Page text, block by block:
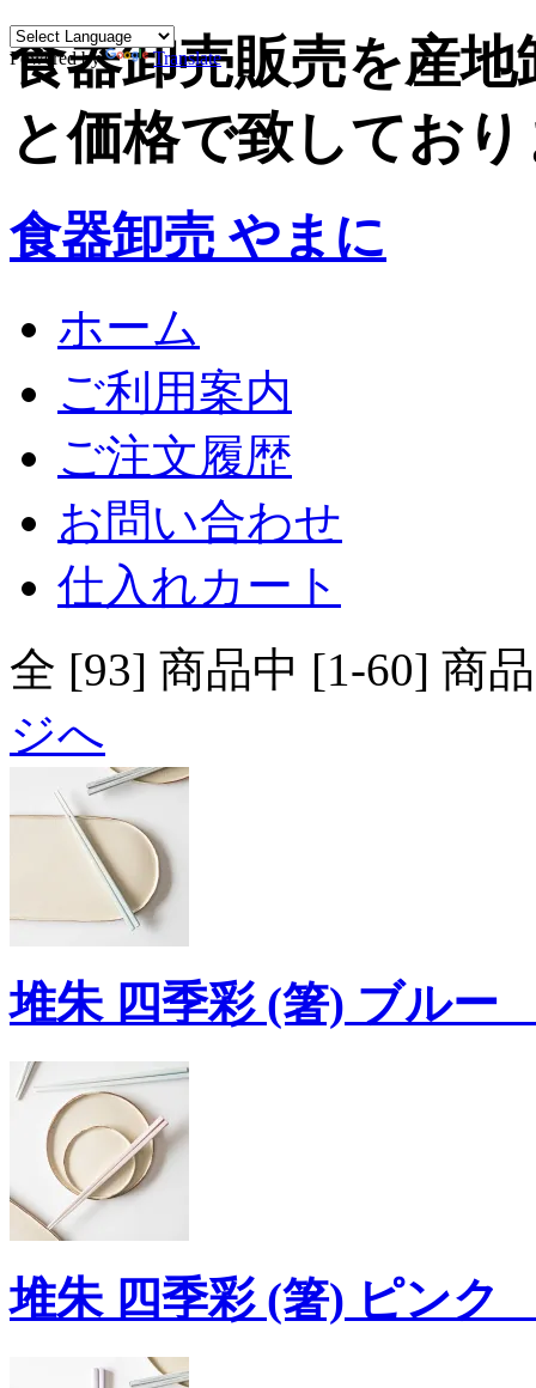
Powered by Translate
食器卸売販売を産
と価格で致してお
食器卸売 やまに
ホーム
ご利用案内
ご注文履歴
お問い合わせ
仕入れカート
全 [93] 商品中 [1-60]
ジへ
堆朱 四季彩 (箸) ブルー
堆朱 四季彩 (箸) ピンク